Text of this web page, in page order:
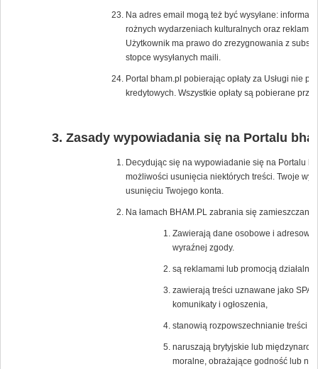
Na adres email mogą też być wysyłane:
rożnych wydarzeniach kulturalnych oraz reklamy
Użytkownik ma prawo do zrezygnowania z
stopce wysyłanych maili.
Portal bham.pl pobierając opłaty za Usługi nie
kredytowych. Wszystkie opłaty są pobierane
Zasady wypowiadania się na Portalu
Decydując się na wypowiadanie się na Portalu
możliwości usunięcia niektórych treści. Twoje
usunięciu Twojego konta.
Na łamach BHAM.PL zabrania się
Zawierają dane osobowe i
wyraźnej zgody.
są reklamami lub promocją
zawierają treści uznawane jako
komunikaty i ogłoszenia,
stanowią rozpowszechnianie treści
naruszają brytyjskie lub
moralne, obrażające godność lub